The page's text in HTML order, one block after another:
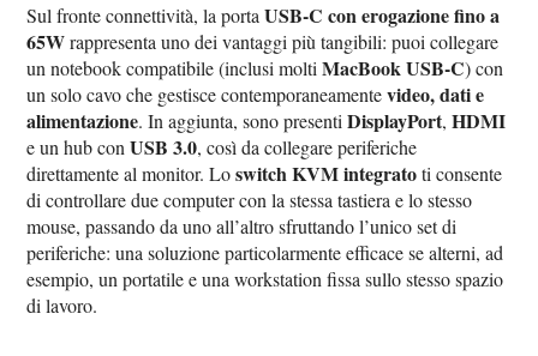
Sul fronte connettività, la portaUSB-C con erogazione fino a
65Wrappresenta uno dei vantaggi più tangibili: puoi collegare
un notebook compatibile (inclusi moltiMacBook USB-C) con
un solo cavo che gestisce contemporaneamentevideo, dati e
alimentazione. In aggiunta, sono presentiDisplayPort,HDMI
e un hub conUSB 3.0, così da collegare periferiche
direttamente al monitor. Loswitch KVM integratoti consente
di controllare due computer con la stessa tastiera e lo stesso
mouse, passando da uno all’altro sfruttando l’unico set di
periferiche: una soluzione particolarmente efficace se alterni, ad
esempio, un portatile e una workstation fissa sullo stesso spazio
di lavoro.